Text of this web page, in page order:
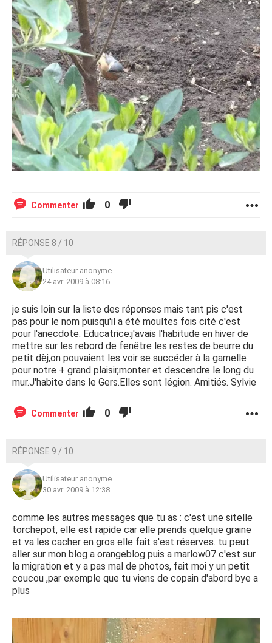
Commenter 0
RÉPONSE 8 / 10
Utilisateur anonyme
24 avr. 2009 à 08:16
je suis loin sur la liste des réponses mais tant pis c'est
pas pour le nom puisqu'il a été moultes fois cité c'est
pour l'anecdote. Educatrice:j'avais l'habitude en hiver de
mettre sur les rebord de fenêtre les restes de beurre du
petit dèj,on pouvaient les voir se succéder à la gamelle
pour notre + grand plaisir,monter et descendre le long du
mur.J'habite dans le Gers.Elles sont légion. Amitiés. Sylvie
Commenter 0
RÉPONSE 9 / 10
Utilisateur anonyme
30 avr. 2009 à 12:38
comme les autres messages que tu as : c'est une sitelle
torchepot, elle est rapide car elle prends quelque graine
et va les cacher en gros elle fait s'est réserves. tu peut
aller sur mon blog a orangeblog puis a marlow07 c'est sur
la migration et y a pas mal de photos, fait moi y un petit
coucou ,par exemple que tu viens de copain d'abord bye a
plus